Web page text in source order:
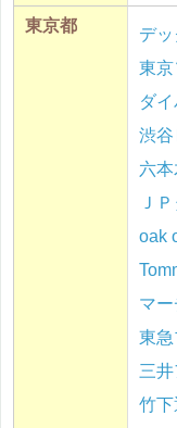
東京都
デ
東京
ダ
渋谷
六
Ｊ
oak
マ
東
三
竹下